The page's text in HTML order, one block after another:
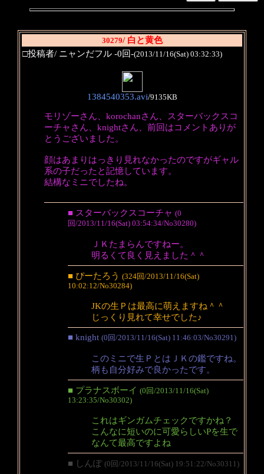
30279/ 白と黄色
□投稿者/ ニャンだフル -0回-(2013/11/16(Sat) 03:32:33)
1384540353.avi/9135KB
モリゾーさん、korochanさん、スターバックスコ
ーチャさん、knightさん、前回はコメントありが
とうございました。
顔はあまりはっきり見れなかったのですがギャル
系の子だったと記憶しています。
結構なミニでしたね。
■ スターバックスコーチャ (0
回/2013/11/16(Sat) 03:54:34/No30280)
ＪＫたまらんですねー。
明るくて良く見えました＾＾
■ ぴーたろう (324回/2013/11/16(Sat)
10:02:12/No30284)
JKの生Ｐは最高に萌えますね＾＾
じっくり見れて幸せでした♪
■ knight (0回/2013/11/16(Sat) 11:46:03/No30291)
このミニで生ＰとはＪＫの鑑ですね。
柄も自分好みで良かったです。
■ プラナスボーイ (0回/2013/11/16(Sat)
13:23:35/No30302)
これはギンガムチェックですかね？
こんなに短いのに可愛らしいPを生で
なんて最高ですよね
■ しんぽ (0回/2013/11/16(Sat) 19:51:22/No30311)